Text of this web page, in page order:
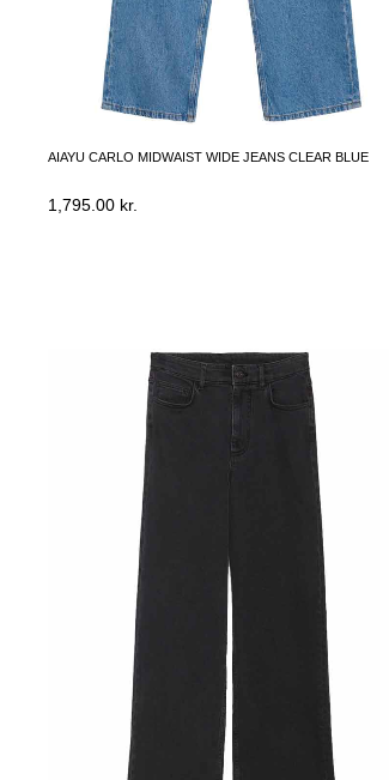
AIAYU CARLO MIDWAIST WIDE JEANS CLEAR BLUE
1,795.00 kr.